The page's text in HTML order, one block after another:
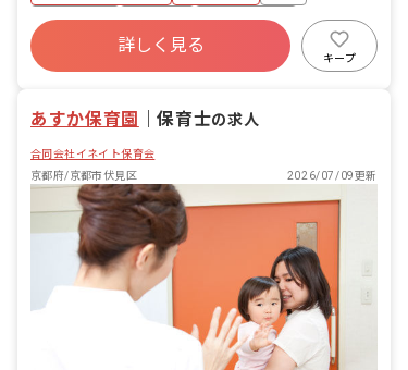
残業少なめ
車通勤可
乳児保育のみ
アットホーム 週2.3日~OK
詳しく見る
キープ
あすか保育園 ｜保育士の求人
合同会社イネイト保育会
京都府/京都市伏見区
2026/07/09更新